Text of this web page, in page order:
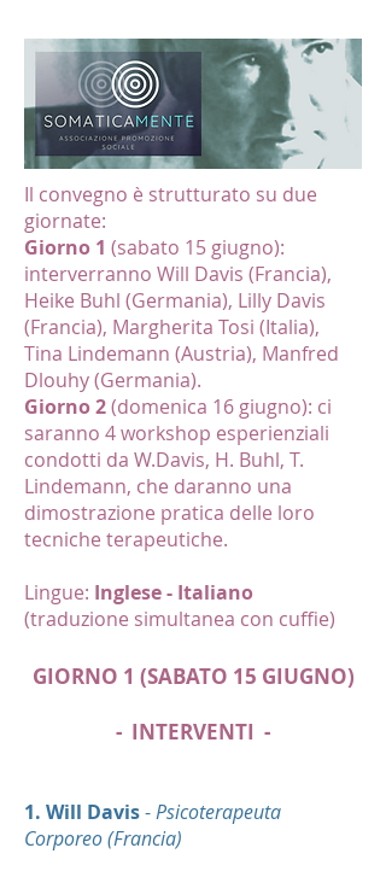
Il convegno è strutturato su due
giornate:
Giorno 1 (sabato 15 giugno):
interverranno Will Davis (Francia),
Heike Buhl (Germania), Lilly Davis
(Francia), Margherita Tosi (Italia),
Tina Lindemann (Austria), Manfred
Dlouhy (Germania).
Giorno 2(domenica 16 giugno): ci
saranno 4 workshop esperienziali
condotti da W.Davis, H. Buhl, T.
Lindemann, che daranno una
dimostrazione pratica delle loro
tecniche terapeutiche.
Lingue: Inglese - Italiano
(traduzione simultanea con cuffie)
GIORNO 1 (SABATO 15 GIUGNO)
- INTERVENTI -
1. Will Davis-Psicoterapeuta
Corporeo (Francia)